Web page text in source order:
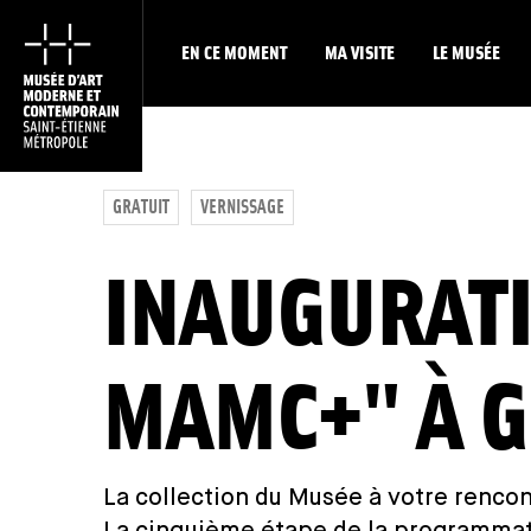
EN CE MOMENT MA VISITE LE MUSÉE
GRATUIT VERNISSAGE
MAMC+" À
La collection du Musée à votre